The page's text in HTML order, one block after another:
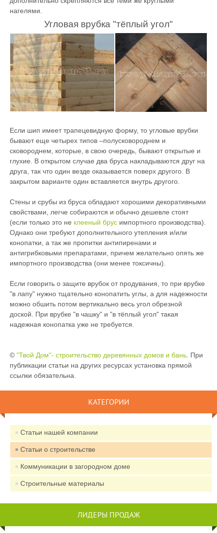
нагелями.
Угловая врубка "тёплый угол"
Если шип имеет трапецевидную форму, то угловые врубки
бывают еще четырех типов –полусковороднем и
сковороднем, которые, в свою очередь, бывают открытые и
глухие. В открытом случае два бруса накладываются друг на
друга, так что один везде оказывается поверх другого. В
закрытом варианте один вставляется внутрь другого.
Стены и срубы из бруса обладают хорошими декоративными
свойствами, легче собираются и обычно дешевле стоят
(если только это не клееный брус импортного производства).
Однако они требуют дополнительного утепления и/или
конопатки, а так же пропитки антипиренами и
антигрибковыми препаратами, причем желательно опять же
импортного производства (они менее токсичны).
Если говорить о защите врубок от продувания, то при врубке
"в лапу" нужно тщательно конопатить углы, а для надежности
можно обшить потом вертикально весь угол обрезной
доской. При врубке "в чашку" и "в тёплый угол" такая
надежная конопатка уже не требуется.
© "Твой Дом"- строительство деревянных домов и бань . При
публикации статьи на других ресурсах установка прямой
ссылки обязательна.
КАТЕГОРИИ
Статьи нашей компании
Статьи о строительстве
Коммуникации в загородном доме
Строительные материалы
ЛИДЕРЫ ПРОДАЖ